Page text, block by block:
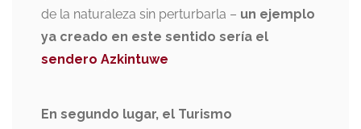
de la naturaleza sin perturbarla – un ejemplo
ya creado en este sentido sería el
sendero Azkintuwe
En segundo lugar, el Turismo